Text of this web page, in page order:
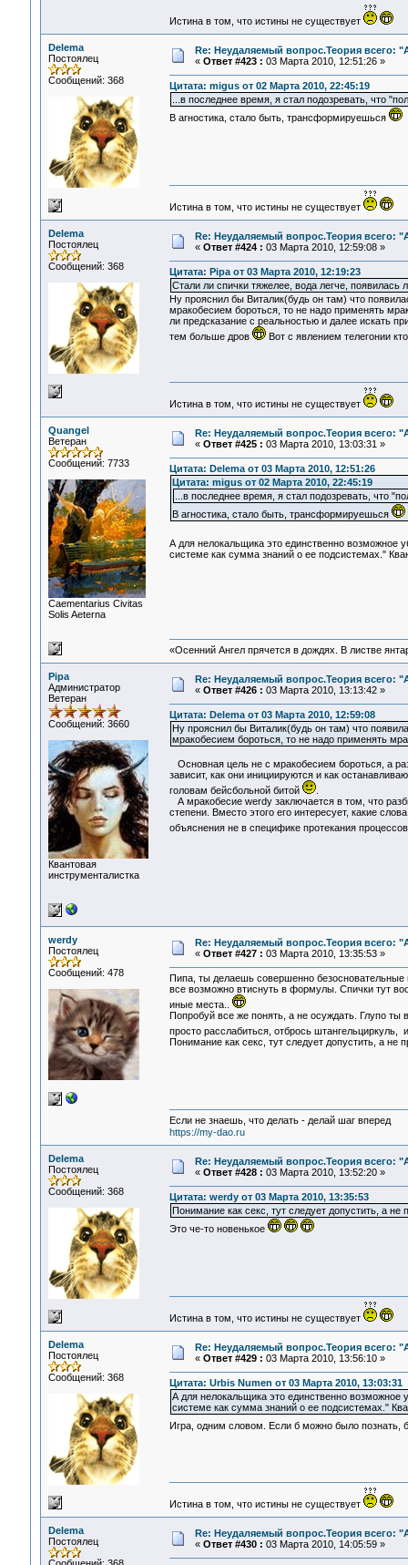
Истина в том, что истины не существует
Delema
Постоялец
Сообщений: 368
Re: Неудаляемый вопрос.Теория всего:
« Ответ #423 : 03 Марта 2010, 12:51:26 »
Цитата: migus от 02 Марта 2010, 22:45:19
...в последнее время, я стал подозревать, что
В агностика, стало быть, трансформируешься
Истина в том, что истины не существует
Delema
Постоялец
Сообщений: 368
Re: Неудаляемый вопрос.Теория всего:
« Ответ #424 : 03 Марта 2010, 12:59:08 »
Цитата: Pipa от 03 Марта 2010, 12:19:23
Стали ли спички тяжелее, вода легче,
Ну прояснил бы Виталик(будь он там) что
мракобесием бороться, то не надо применять
ли предсказание с реальностью и далее искать
тем больше дров
Вот с явлением телегонии
Истина в том, что истины не существует
Quangel
Ветеран
Сообщений: 7733
Сaementarius Civitas
Solis Aeterna
Re: Неудаляемый вопрос.Теория всего:
« Ответ #425 : 03 Марта 2010, 13:03:31 »
Цитата: Delema от 03 Марта 2010, 12:51:26
Цитата: migus от 02 Марта 2010, 22:45:19
...в последнее время, я стал подозревать, что
В агностика, стало быть, трансформируешься
А для нелокальщика это единственно возможное
системе как сумма знаний о ее подсистемах."
«Осенний Ангел прячется в дождях. В листве
Pipa
Администратор
Ветеран
Сообщений: 3660
Квантовая
инструменталистка
Re: Неудаляемый вопрос.Теория всего:
« Ответ #426 : 03 Марта 2010, 13:13:42 »
Цитата: Delema от 03 Марта 2010, 12:59:08
Ну прояснил бы Виталик(будь он там) что
мракобесием бороться, то не надо применять
Основная цель не с мракобесием бороться, а
зависит, как они инициируются и как
головам бейсбольной битой
.
А мракобесие werdy заключается в том, что
степени. Вместо этого его интересует, какие
объяснения не в специфике протекания
werdy
Постоялец
Сообщений: 478
Re: Неудаляемый вопрос.Теория всего:
« Ответ #427 : 03 Марта 2010, 13:35:53 »
Пипа, ты делаешь совершенно
все возможно втиснуть в формулы. Спички тут
иные места..
Попробуй все же понять, а не осуждать. Глупо
просто расслабиться, отбрось
Понимание как секс, тут следует допустить, а не
Если не знаешь, что делать - делай шаг вперед
https://my-dao.ru
Delema
Постоялец
Сообщений: 368
Re: Неудаляемый вопрос.Теория всего:
« Ответ #428 : 03 Марта 2010, 13:52:20 »
Цитата: werdy от 03 Марта 2010, 13:35:53
Понимание как секс, тут следует допустить, а не
Это че-то новенькое
Истина в том, что истины не существует
Delema
Постоялец
Сообщений: 368
Re: Неудаляемый вопрос.Теория всего:
« Ответ #429 : 03 Марта 2010, 13:56:10 »
Цитата: Urbis Numen от 03 Марта 2010, 13:03:31
А для нелокальщика это единственно
системе как сумма знаний о ее подсистемах."
Игра, одним словом. Если б можно было познать,
Истина в том, что истины не существует
Delema
Постоялец
Re: Неудаляемый вопрос.Теория всего:
« Ответ #430 : 03 Марта 2010, 14:05:59 »